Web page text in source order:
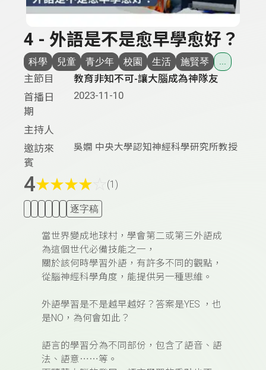
4 - 外語是不是愈早學愈好？
科學 兒童 青少年 校園 生活 施賢琴 ...
主節目
教育非知不可-讓大腦成為神隊友
首播日
期
2023-11-10
主持人
邀訪來
賓
吳嫻 中央大學認知神經科學研究所教授
4★★★★ (1)
逐字稿
當世界變成地球村，學會第二或第三外語成
為這個世代必備技能之一，
關於該何時學習外語，有許多不同的觀點，
從腦神經科學角度，能提供另一種思維。
外語學習是不是越早越好？答案是YES ，也
是NO，為何會如此？
語言的學習分為不同部份，包含了語音、語
法、語意⋯⋯等。